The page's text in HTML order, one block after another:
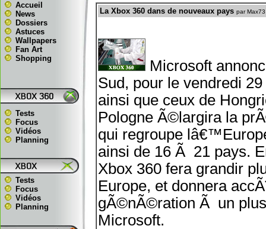
Accueil
News
Dossiers
Astuces
Wallpapers
Fan Art
Shopping
Tests
Focus
Vidéos
Planning
Tests
Focus
Vidéos
Planning
La Xbox 360 dans de nouveaux pays par Max73
Microsoft
Sud, pour le vendredi
ainsi que ceux de
Pologne Ã©largira la
qui regroupe
ainsi de 16 Ã 21 pays.
Xbox 360 fera grandir
Europe, et donnera
gÃ©nÃ©ration Ã un
Microsoft.